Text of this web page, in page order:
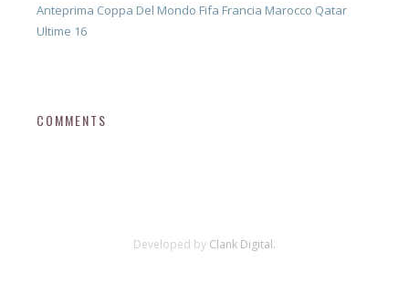
Anteprima Coppa Del Mondo Fifa Francia Marocco Qatar
Ultime 16
COMMENTS
Developed by Clank Digital.